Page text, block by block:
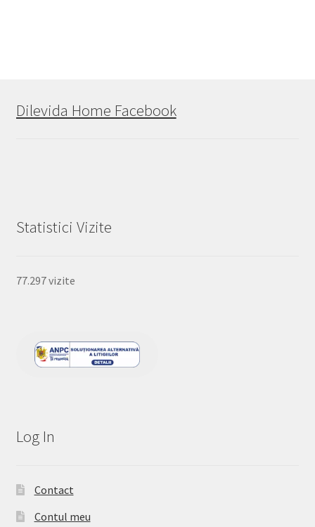
Dilevida Home Facebook
Statistici Vizite
77.297 vizite
Log In
Contact
Contul meu